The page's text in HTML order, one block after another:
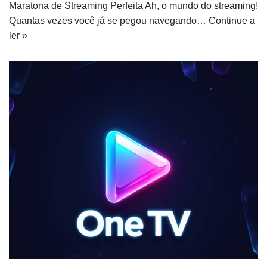
Maratona de Streaming Perfeita Ah, o mundo do streaming!
Quantas vezes você já se pegou navegando… Continue a
ler »